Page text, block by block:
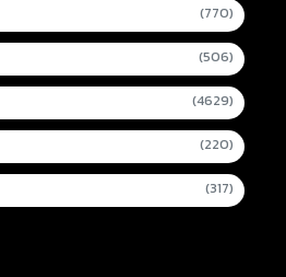
(770)
(506)
(4629)
(220)
(317)